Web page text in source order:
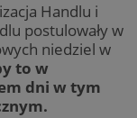
Handlu i
postulowały w
niedziel w
to w
dni w tym